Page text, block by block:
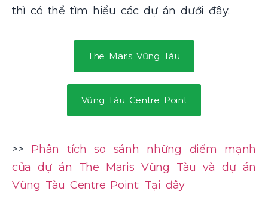
thì có thể tìm hiểu các dự án dưới đây:
The Maris Vũng Tàu
Vũng Tàu Centre Point
>> Phân tích so sánh những điểm mạnh
của dự án The Maris Vũng Tàu và dự án
Vũng Tàu Centre Point: Tại đây